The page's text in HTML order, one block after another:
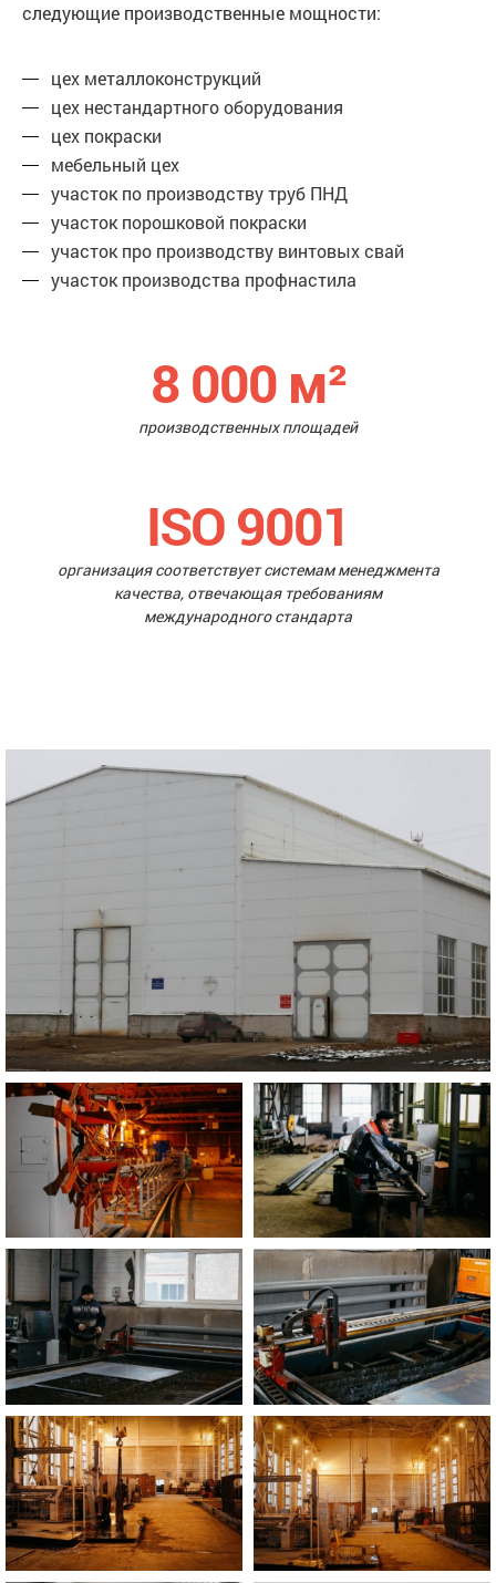
следующие производственные мощности:
цех металлоконструкций
цех нестандартного оборудования
цех покраски
мебельный цех
участок по производству труб ПНД
участок порошковой покраски
участок про производству винтовых свай
участок производства профнастила
8 000 м²
производственных площадей
ISO 9001
организация соответствует системам менеджмента
качества, отвечающая требованиям
международного стандарта